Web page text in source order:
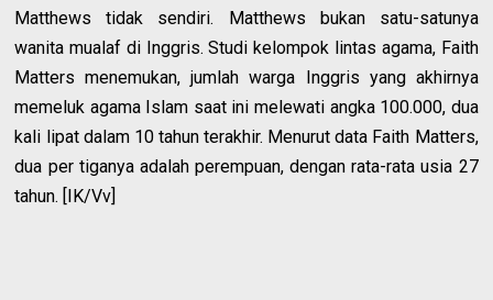
Matthews tidak sendiri. Matthews bukan satu-satunya
wanita mualaf di Inggris. Studi kelompok lintas agama, Faith
Matters menemukan, jumlah warga Inggris yang akhirnya
memeluk agama Islam saat ini melewati angka 100.000, dua
kali lipat dalam 10 tahun terakhir. Menurut data Faith Matters,
dua per tiganya adalah perempuan, dengan rata-rata usia 27
tahun. [IK/Vv]